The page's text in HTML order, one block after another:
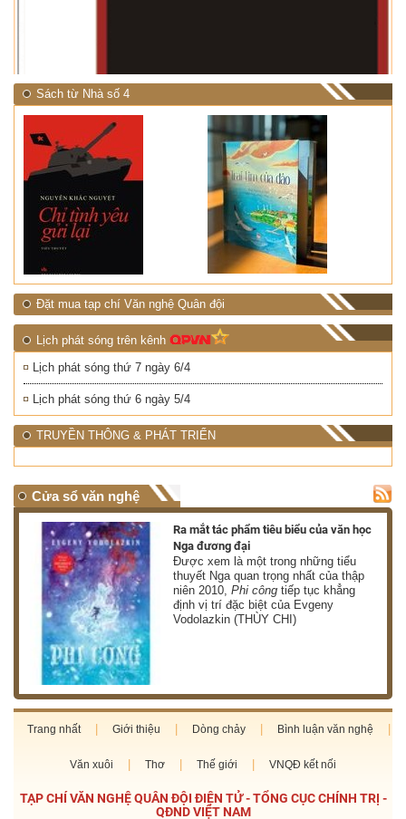
Sách từ Nhà số 4
Đặt mua tạp chí Văn nghệ Quân đội
Lịch phát sóng trên kênh
Lịch phát sóng thứ 7 ngày 6/4
Lịch phát sóng thứ 6 ngày 5/4
TRUYỀN THÔNG & PHÁT TRIỂN
Cửa sổ văn nghệ
Ra mắt tác phẩm tiêu biểu của văn học
Nga đương đại
Được xem là một trong những tiểu
thuyết Nga quan trọng nhất của thập
niên 2010,Phi công tiếp tục khẳng
định vị trí đặc biệt của Evgeny
Vodolazkin (THÙY CHI)
Trang nhất Giới thiệu Dòng chảy Bình luận văn nghệ
Văn xuôi Thơ Thế giới VNQĐ kết nối
TẠP CHÍ VĂN NGHỆ QUÂN ĐỘI ĐIỆN TỬ - TỔNG CỤC CHÍNH TRỊ -
QĐND VIỆT NAM